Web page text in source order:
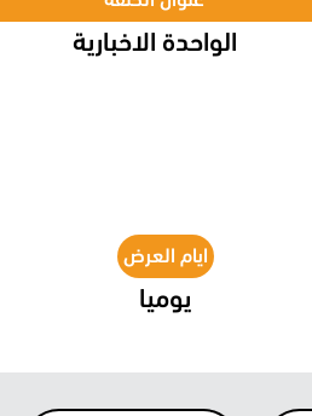
الواحدة الاخبارية
ايام العرض
يوميا